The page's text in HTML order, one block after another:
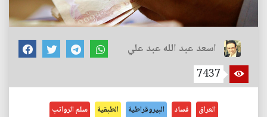
اسعد عبد الله عبد علي
7437
العراق فساد البيروقراطية الطبقية سلم الرواتب